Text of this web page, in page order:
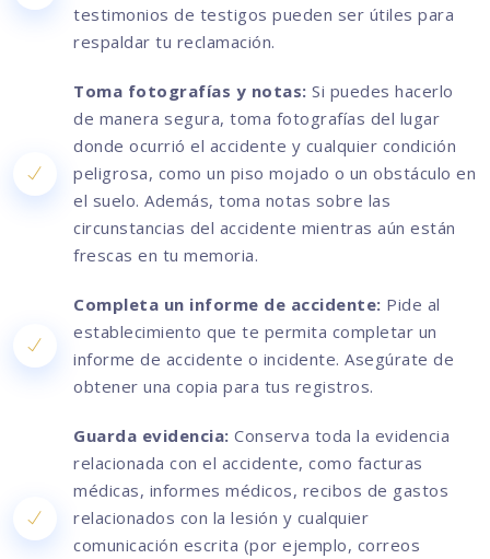
testimonios de testigos pueden ser útiles para
respaldar tu reclamación.
Toma fotografías y notas: Si puedes hacerlo
de manera segura, toma fotografías del lugar
donde ocurrió el accidente y cualquier condición
peligrosa, como un piso mojado o un obstáculo en
el suelo. Además, toma notas sobre las
circunstancias del accidente mientras aún están
frescas en tu memoria.
Completa un informe de accidente: Pide al
establecimiento que te permita completar un
informe de accidente o incidente. Asegúrate de
obtener una copia para tus registros.
Guarda evidencia: Conserva toda la evidencia
relacionada con el accidente, como facturas
médicas, informes médicos, recibos de gastos
relacionados con la lesión y cualquier
comunicación escrita (por ejemplo, correos